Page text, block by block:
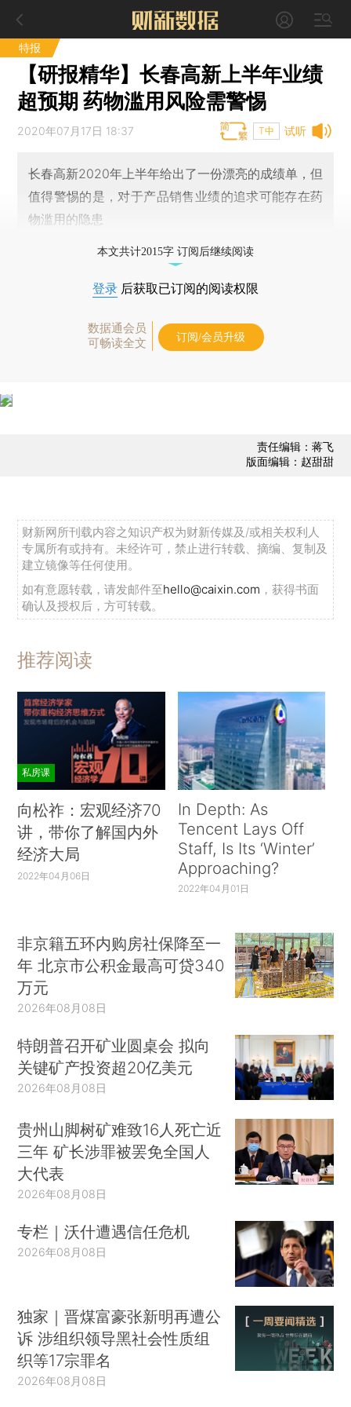
特报
【研报精华】长春高新上半年业绩
超预期 药物滥用风险需警惕
试听
2020年07月17日 18:37 T中
长春高新2020年上半年给出了一份漂亮的成绩单，但
值得警惕的是，对于产品销售业绩的追求可能存在药
物滥用的隐患
本文共计2015字 订阅后继续阅读
登录 后获取已订阅的阅读权限
数据通会员
可畅读全文
订阅/会员升级
责任编辑：蒋飞
版面编辑：赵甜甜
财新网所刊载内容之知识产权为财新传媒及/或相关权利人
专属所有或持有。未经许可，禁止进行转载、摘编、复制及
建立镜像等任何使用。
如有意愿转载，请发邮件至hello@caixin.com ，获得书面
确认及授权后，方可转载。
推荐阅读
私房课
向松祚：宏观经济70
讲，带你了解国内外
经济大局
2022年04月06日
In Depth: As
Tencent Lays Off
Staff, Is Its ‘Winter’
Approaching?
2022年04月01日
非京籍五环内购房社保降至一
年 北京市公积金最高可贷340
万元
2026年08月08日
特朗普召开矿业圆桌会 拟向
关键矿产投资超20亿美元
2026年08月08日
贵州山脚树矿难致16人死亡近
三年 矿长涉罪被罢免全国人
大代表
2026年08月08日
专栏｜沃什遭遇信任危机
2026年08月08日
独家｜晋煤富豪张新明再遭公
诉 涉组织领导黑社会性质组
织等17宗罪名
2026年08月08日